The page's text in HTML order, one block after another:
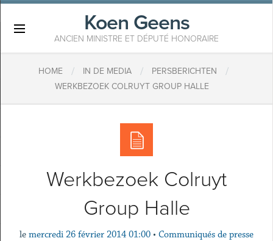
Koen Geens
ANCIEN MINISTRE ET DÉPUTÉ HONORAIRE
HOME / IN DE MEDIA / PERSBERICHTEN /
WERKBEZOEK COLRUYT GROUP HALLE
Werkbezoek Colruyt
Group Halle
le mercredi 26 février 2014 01:00 • Communiqués de presse